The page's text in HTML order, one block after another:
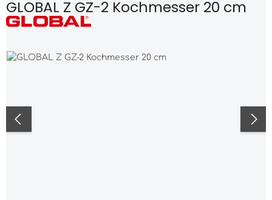
GLOBAL Z GZ-2 Kochmesser 20 cm
Bildergalerie überspringen